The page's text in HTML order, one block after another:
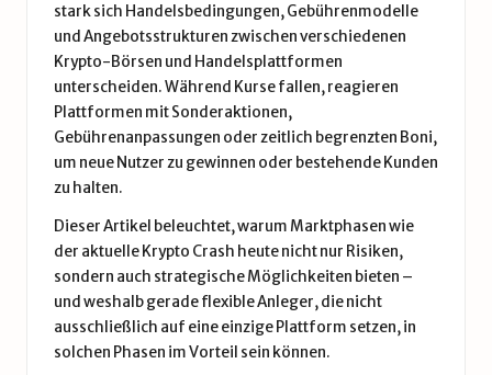
stark sich Handelsbedingungen, Gebührenmodelle
und Angebotsstrukturen zwischen verschiedenen
Krypto-Börsen und Handelsplattformen
unterscheiden. Während Kurse fallen, reagieren
Plattformen mit Sonderaktionen,
Gebührenanpassungen oder zeitlich begrenzten Boni,
um neue Nutzer zu gewinnen oder bestehende Kunden
zu halten.
Dieser Artikel beleuchtet, warum Marktphasen wie
der aktuelle Krypto Crash heute nicht nur Risiken,
sondern auch strategische Möglichkeiten bieten –
und weshalb gerade flexible Anleger, die nicht
ausschließlich auf eine einzige Plattform setzen, in
solchen Phasen im Vorteil sein können.